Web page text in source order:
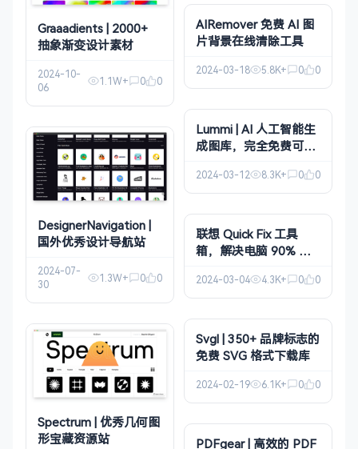
Graaadients | 2000+
抽象渐变设计素材
2024-10-
06
1.1W+ 0 0
DesignerNavigation |
国外优秀设计导航站
2024-07-
30
1.3W+ 0 0
Spectrum | 优秀几何图
形宝藏资源站
AIRemover 免费 AI 图
片背景在线清除工具
2024-03-18 5.8K+ 0 0
Lummi | AI 人工智能生
成图库，完全免费可商
2024-03-12 8.3K+ 0 0
联想 Quick Fix 工具
箱，解决电脑 90% 问
2024-03-04 4.3K+ 0 0
Svgl | 350+ 品牌标志的
免费 SVG 格式下载库
2024-02-19 6.1K+ 0 0
PDFgear | 高效的 PDF